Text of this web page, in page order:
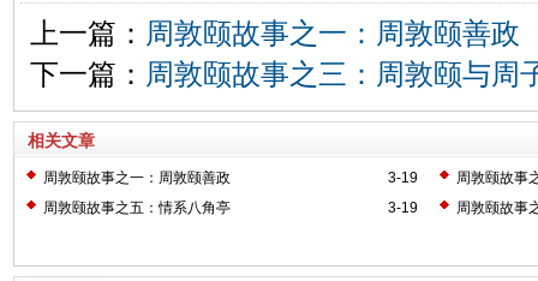
上一篇： 周敦颐故事之一：周敦颐善政
下一篇： 周敦颐故事之三：周敦颐与周
相关文章
3-19
周敦颐故事之一：周敦颐善政
周敦颐故事
3-19
周敦颐故事之五：情系八角亭 周敦颐故事